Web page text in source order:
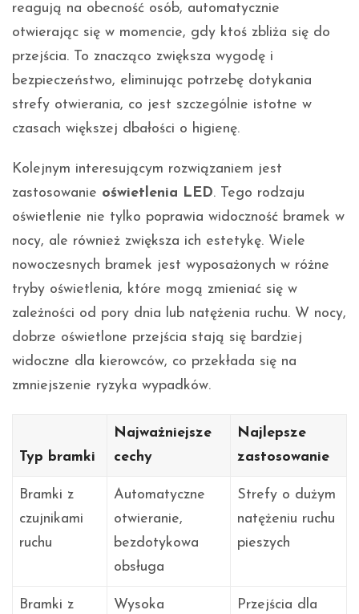
reagują na obecność osób, automatycznie
otwierając się w momencie, gdy ktoś zbliża się do
przejścia. To znacząco zwiększa wygodę i
bezpieczeństwo, eliminując potrzebę dotykania
strefy otwierania, co jest szczególnie istotne w
czasach większej dbałości o higienę.
Kolejnym interesującym rozwiązaniem jest
zastosowanie oświetlenia LED. Tego rodzaju
oświetlenie nie tylko poprawia widoczność bramek w
nocy, ale również zwiększa ich estetykę. Wiele
nowoczesnych bramek jest wyposażonych w różne
tryby oświetlenia, które mogą zmieniać się w
zależności od pory dnia lub natężenia ruchu. W nocy,
dobrze oświetlone przejścia stają się bardziej
widoczne dla kierowców, co przekłada się na
zmniejszenie ryzyka wypadków.
Typ bramki
Najważniejsze
cechy
Najlepsze
zastosowanie
Bramki z
czujnikami
ruchu
Automatyczne
otwieranie,
bezdotykowa
obsługa
Strefy o dużym
natężeniu ruchu
pieszych
Bramki z
Wysoka
Przejścia dla